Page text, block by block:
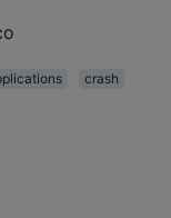
crash